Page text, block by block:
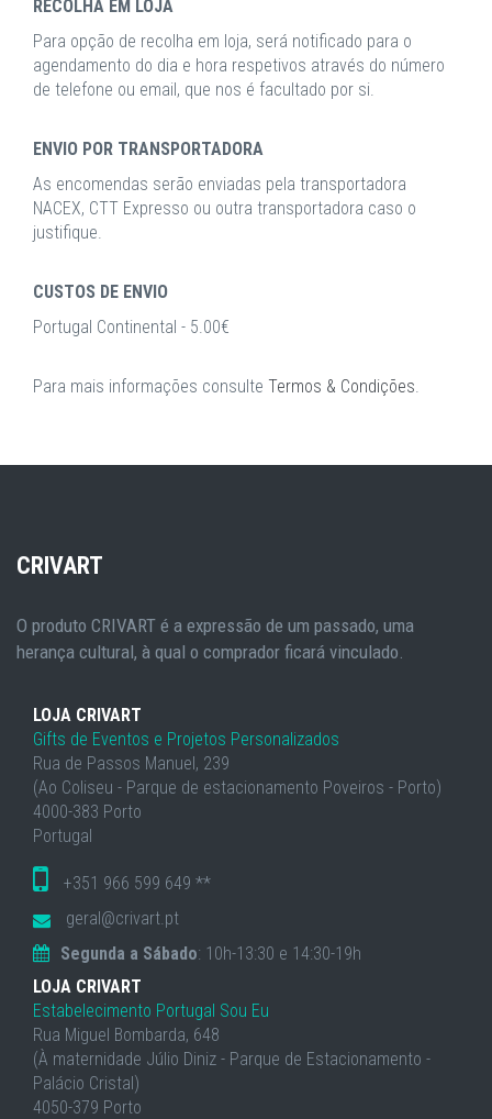
RECOLHA EM LOJA
Para opção de recolha em loja, será notificado para o
agendamento do dia e hora respetivos através do número
de telefone ou email, que nos é facultado por si.
ENVIO POR TRANSPORTADORA
As encomendas serão enviadas pela transportadora
NACEX, CTT Expresso ou outra transportadora caso o
justifique.
CUSTOS DE ENVIO
Portugal Continental - 5.00€
Para mais informações consulte Termos & Condições.
CRIVART
O produto CRIVART é a expressão de um passado, uma
herança cultural, à qual o comprador ficará vinculado.
LOJA CRIVART
Gifts de Eventos e Projetos Personalizados
Rua de Passos Manuel, 239
(Ao Coliseu - Parque de estacionamento Poveiros - Porto)
4000-383 Porto
Portugal
+351 966 599 649 **
geral@crivart.pt
Segunda a Sábado: 10h-13:30 e 14:30-19h
LOJA CRIVART
Estabelecimento Portugal Sou Eu
Rua Miguel Bombarda, 648
(À maternidade Júlio Diniz - Parque de Estacionamento -
Palácio Cristal)
4050-379 Porto